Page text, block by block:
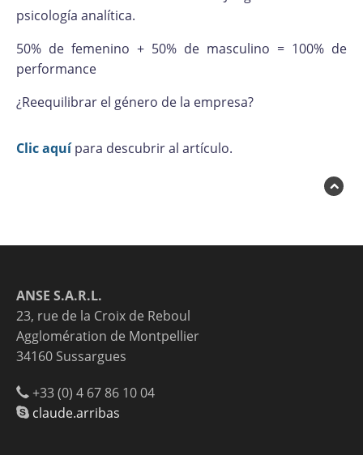
psicología analítica.
50% de femenino + 50% de masculino = 100% de
performance
¿Reequilibrar el género de la empresa?
Clic aquípara descubrir al artículo.
ANSE S.A.R.L.
23, rue de la Croix de Reboul
Agglomération de Montpellier
34160 Sussargues
+33 (0) 4 67 86 10 04
claude.arribas